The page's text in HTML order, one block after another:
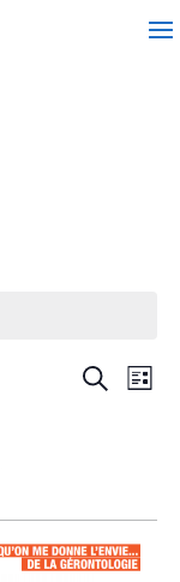
et
Recherche
de
Liste